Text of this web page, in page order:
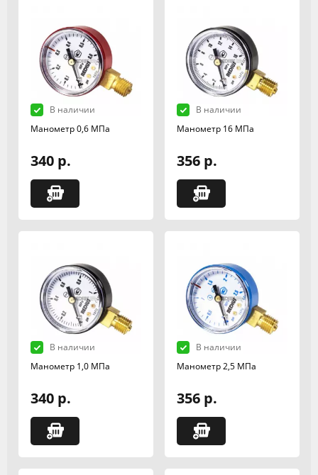
В наличии
Манометр 0,6 МПа
340 р.
В наличии
Манометр 16 МПа
356 р.
В наличии
Манометр 1,0 МПа
340 р.
В наличии
Манометр 2,5 МПа
356 р.